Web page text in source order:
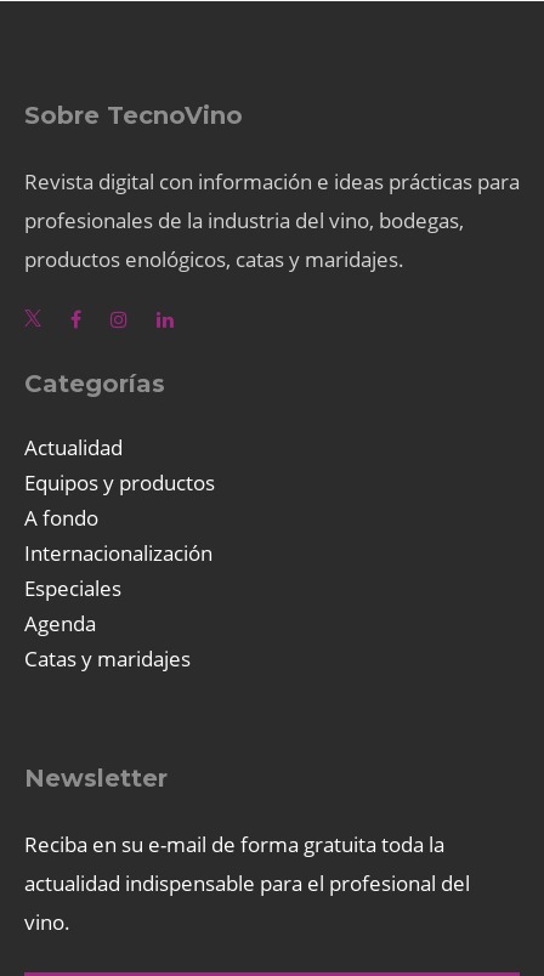
Sobre TecnoVino
Revista digital con información e ideas prácticas para
profesionales de la industria del vino, bodegas,
productos enológicos, catas y maridajes.
Categorías
Actualidad
Equipos y productos
A fondo
Internacionalización
Especiales
Agenda
Catas y maridajes
Newsletter
Reciba en su e-mail de forma gratuita toda la
actualidad indispensable para el profesional del
vino.